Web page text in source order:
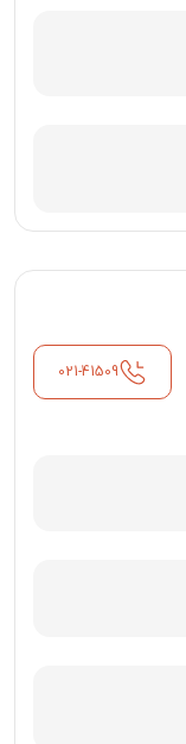
021-41509